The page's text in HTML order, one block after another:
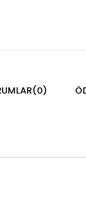
(0)